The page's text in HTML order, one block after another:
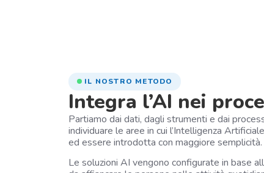
IL NOSTRO METODO
Integra l’AI nei
Partiamo dai dati, dagli strumenti e dai
individuare le aree in cui l’Intelligenza
ed essere introdotta con maggiore semplicità.
Le soluzioni AI vengono configurate in base